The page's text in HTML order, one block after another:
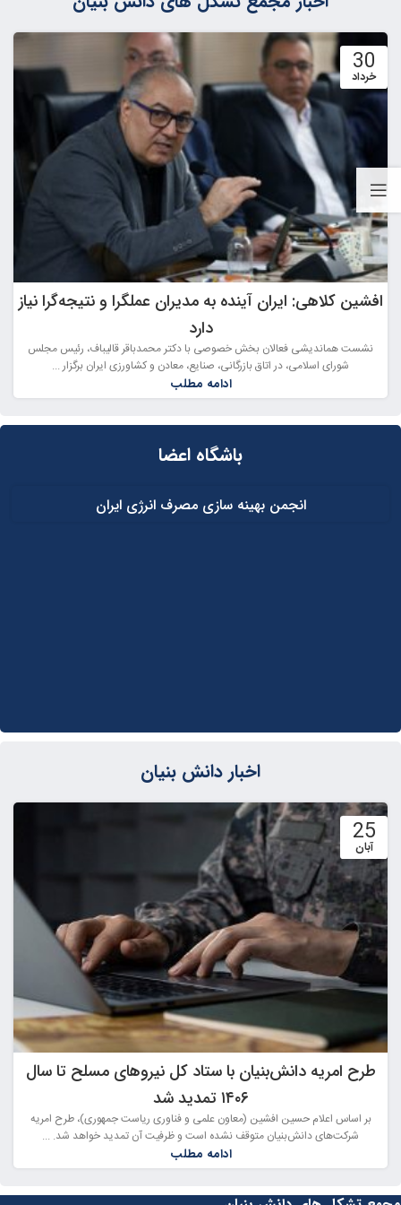
30
خرداد
افشین کلاهی: ایران آینده به مدیران عملگرا و نتیجه‌گرا نیاز
دارد
نشست هماندیشی فعالان بخش خصوصی با دکتر محمدباقر قالیباف، رئیس مجلس
شورای اسلامی، در اتاق بازرگانی، صنایع، معادن و کشاورزی ایران برگزار ...
ادامه مطلب
باشگاه اعضا
انجمن بهینه سازی مصرف انرژی ایران
اخبار دانش بنیان
25
آبان
طرح امریه دانش‌بنیان با ستاد کل نیروهای مسلح تا سال
۱۴۰۶ تمدید شد
بر اساس اعلام حسین افشین (معاون علمی و فناوری ریاست جمهوری)، طرح امریه
شرکت‌های دانش‌بنیان متوقف نشده است و ظرفیت آن تمدید خواهد شد. ...
ادامه مطلب